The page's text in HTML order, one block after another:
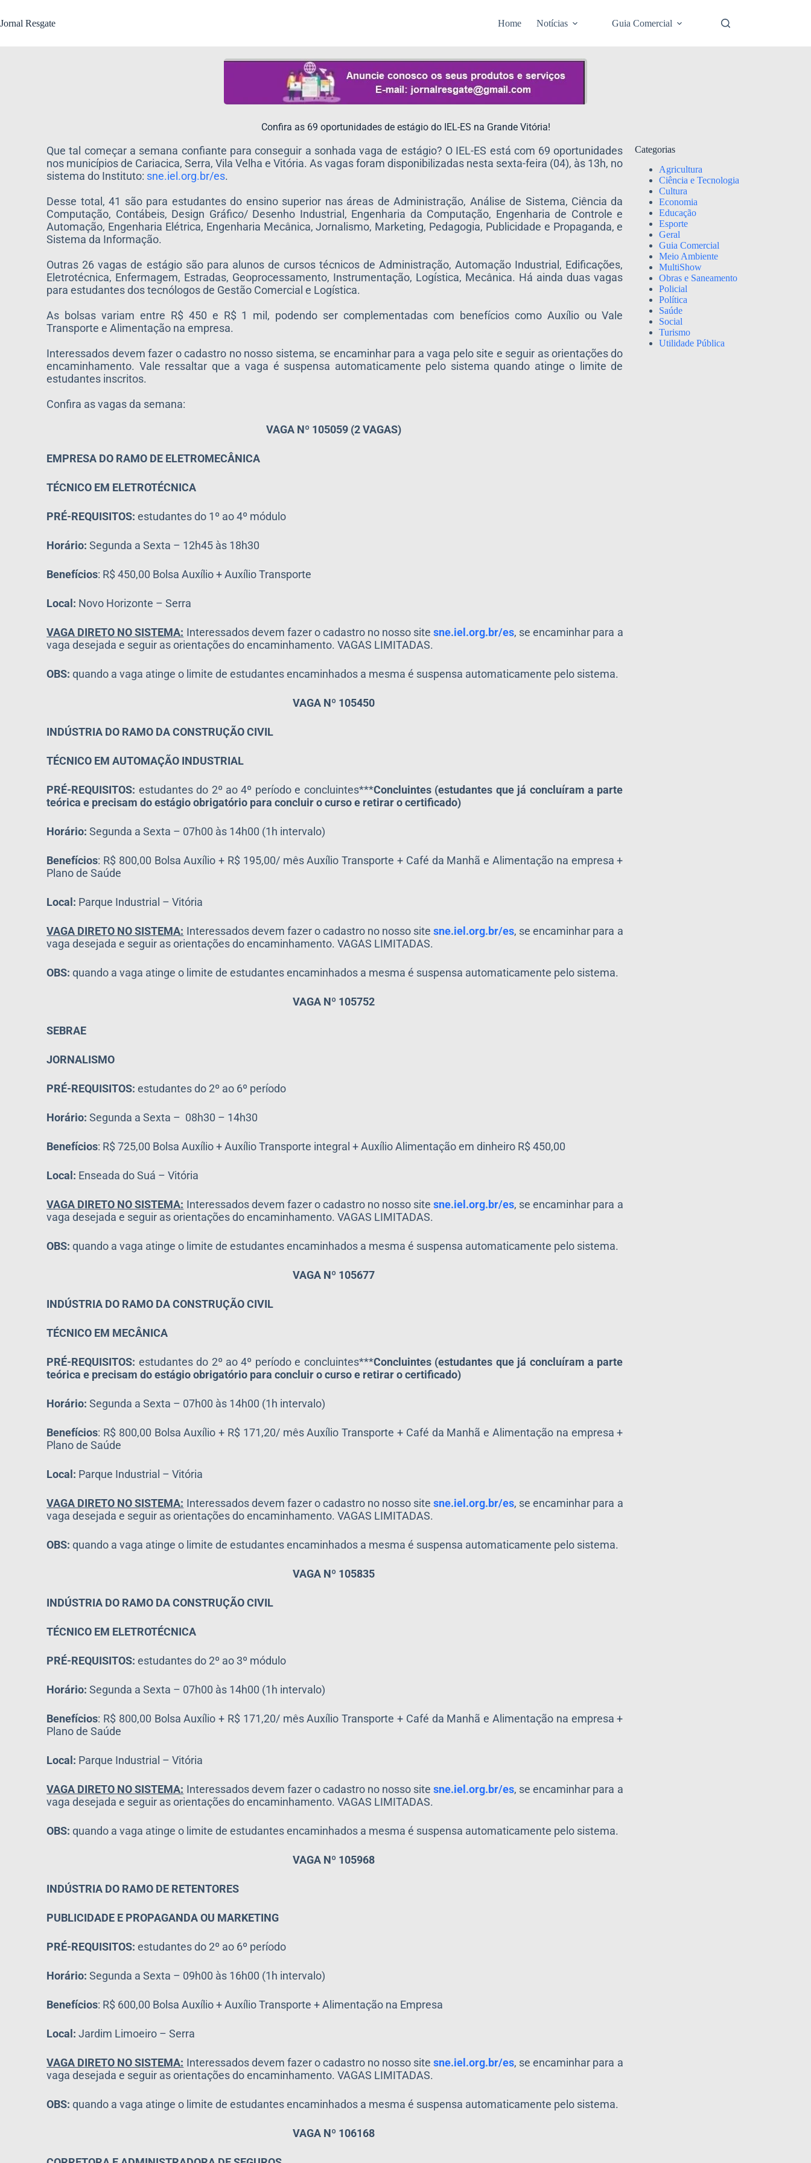
Jornal Resgate Home Notícias Guia Comercial
Confira as 69 oportunidades de estágio do IEL-ES na Grande Vitória!
Que tal começar a semana confiante para conseguir a sonhada vaga de estágio? O IEL-ES está com 69 oportunidades
nos municípios de Cariacica, Serra, Vila Velha e Vitória. As vagas foram disponibilizadas nesta sexta-feira (04), às 13h, no
sistema do Instituto: sne.iel.org.br/es.
Desse total, 41 são para estudantes do ensino superior nas áreas de Administração, Análise de Sistema, Ciência da
Computação, Contábeis, Design Gráfico/ Desenho Industrial, Engenharia da Computação, Engenharia de Controle e
Automação, Engenharia Elétrica, Engenharia Mecânica, Jornalismo, Marketing, Pedagogia, Publicidade e Propaganda, e
Sistema da Informação.
Outras 26 vagas de estágio são para alunos de cursos técnicos de Administração, Automação Industrial, Edificações,
Eletrotécnica, Enfermagem, Estradas, Geoprocessamento, Instrumentação, Logística, Mecânica. Há ainda duas vagas
para estudantes dos tecnólogos de Gestão Comercial e Logística.
As bolsas variam entre R$ 450 e R$ 1 mil, podendo ser complementadas com benefícios como Auxílio ou Vale
Transporte e Alimentação na empresa.
Interessados devem fazer o cadastro no nosso sistema, se encaminhar para a vaga pelo site e seguir as orientações do
encaminhamento. Vale ressaltar que a vaga é suspensa automaticamente pelo sistema quando atinge o limite de
estudantes inscritos.
Confira as vagas da semana:
VAGA Nº 105059 (2 VAGAS)
EMPRESA DO RAMO DE ELETROMECÂNICA
TÉCNICO EM ELETROTÉCNICA
PRÉ-REQUISITOS:estudantes do 1º ao 4º módulo
Horário:Segunda a Sexta – 12h45 às 18h30
Benefícios: R$ 450,00 Bolsa Auxílio + Auxílio Transporte
Local: Novo Horizonte – Serra
VAGA DIRETO NO SISTEMA: Interessados devem fazer o cadastro no nosso sitesne.iel.org.br/es, se encaminhar para a
vaga desejada e seguir as orientações do encaminhamento. VAGAS LIMITADAS.
OBS: quando a vaga atinge o limite de estudantes encaminhados a mesma é suspensa automaticamente pelo sistema.
VAGA Nº 105450
INDÚSTRIA DO RAMO DA CONSTRUÇÃO CIVIL
TÉCNICO EM AUTOMAÇÃO INDUSTRIAL
PRÉ-REQUISITOS: estudantes do 2º ao 4º período e concluintes***Concluintes (estudantes que já concluíram a parte
teórica e precisam do estágio obrigatório para concluir o curso e retirar o certificado)
Horário:Segunda a Sexta – 07h00 às 14h00 (1h intervalo)
Benefícios: R$ 800,00 Bolsa Auxílio + R$ 195,00/ mês Auxílio Transporte + Café da Manhã e Alimentação na empresa +
Plano de Saúde
Local: Parque Industrial – Vitória
VAGA DIRETO NO SISTEMA: Interessados devem fazer o cadastro no nosso sitesne.iel.org.br/es, se encaminhar para a
vaga desejada e seguir as orientações do encaminhamento. VAGAS LIMITADAS.
OBS: quando a vaga atinge o limite de estudantes encaminhados a mesma é suspensa automaticamente pelo sistema.
VAGA Nº 105752
SEBRAE
JORNALISMO
PRÉ-REQUISITOS:estudantes do 2º ao 6º período
Horário:Segunda a Sexta – 08h30 – 14h30
Benefícios: R$ 725,00 Bolsa Auxílio + Auxílio Transporte integral + Auxílio Alimentação em dinheiro R$ 450,00
Local: Enseada do Suá – Vitória
VAGA DIRETO NO SISTEMA: Interessados devem fazer o cadastro no nosso sitesne.iel.org.br/es, se encaminhar para a
vaga desejada e seguir as orientações do encaminhamento. VAGAS LIMITADAS.
OBS: quando a vaga atinge o limite de estudantes encaminhados a mesma é suspensa automaticamente pelo sistema.
VAGA Nº 105677
INDÚSTRIA DO RAMO DA CONSTRUÇÃO CIVIL
TÉCNICO EM MECÂNICA
PRÉ-REQUISITOS: estudantes do 2º ao 4º período e concluintes***Concluintes (estudantes que já concluíram a parte
teórica e precisam do estágio obrigatório para concluir o curso e retirar o certificado)
Horário:Segunda a Sexta – 07h00 às 14h00 (1h intervalo)
Benefícios: R$ 800,00 Bolsa Auxílio + R$ 171,20/ mês Auxílio Transporte + Café da Manhã e Alimentação na empresa +
Plano de Saúde
Local: Parque Industrial – Vitória
VAGA DIRETO NO SISTEMA: Interessados devem fazer o cadastro no nosso sitesne.iel.org.br/es, se encaminhar para a
vaga desejada e seguir as orientações do encaminhamento. VAGAS LIMITADAS.
OBS: quando a vaga atinge o limite de estudantes encaminhados a mesma é suspensa automaticamente pelo sistema.
VAGA Nº 105835
INDÚSTRIA DO RAMO DA CONSTRUÇÃO CIVIL
TÉCNICO EM ELETROTÉCNICA
PRÉ-REQUISITOS:estudantes do 2º ao 3º módulo
Horário:Segunda a Sexta – 07h00 às 14h00 (1h intervalo)
Benefícios: R$ 800,00 Bolsa Auxílio + R$ 171,20/ mês Auxílio Transporte + Café da Manhã e Alimentação na empresa +
Plano de Saúde
Local: Parque Industrial – Vitória
VAGA DIRETO NO SISTEMA: Interessados devem fazer o cadastro no nosso sitesne.iel.org.br/es, se encaminhar para a
vaga desejada e seguir as orientações do encaminhamento. VAGAS LIMITADAS.
OBS: quando a vaga atinge o limite de estudantes encaminhados a mesma é suspensa automaticamente pelo sistema.
VAGA Nº 105968
INDÚSTRIA DO RAMO DE RETENTORES
PUBLICIDADE E PROPAGANDA OU MARKETING
PRÉ-REQUISITOS:estudantes do 2º ao 6º período
Horário:Segunda a Sexta – 09h00 às 16h00 (1h intervalo)
Benefícios: R$ 600,00 Bolsa Auxílio + Auxílio Transporte + Alimentação na Empresa
Local: Jardim Limoeiro – Serra
VAGA DIRETO NO SISTEMA: Interessados devem fazer o cadastro no nosso sitesne.iel.org.br/es, se encaminhar para a
vaga desejada e seguir as orientações do encaminhamento. VAGAS LIMITADAS.
OBS: quando a vaga atinge o limite de estudantes encaminhados a mesma é suspensa automaticamente pelo sistema.
VAGA Nº 106168
Categorias
Agricultura
Ciência e Tecnologia
Cultura
Economia
Educação
Esporte
Geral
Guia Comercial
Meio Ambiente
MultiShow
Obras e Saneamento
Policial
Política
Saúde
Social
Turismo
Utilidade Pública